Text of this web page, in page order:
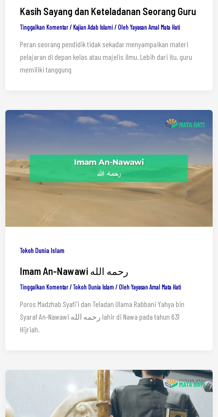
Kasih Sayang dan Keteladanan Seorang Guru
Tinggalkan Komentar / Kajian Adab Islami/ OlehYayasan Amal Mata Hati
Peran seorang pendidik tidak sekadar menyampaikan materi
pelajaran di depan kelas atau majelis ilmu. Lebih dari itu, guru
memiliki tanggung
Tokoh Dunia Islam
Imam An-Nawawi رحمه الله
Tinggalkan Komentar /Tokoh Dunia Islam/ OlehYayasan Amal Mata Hati
Poros Madzhab Syafi’i dan Teladan Ulama Rabbani Yahya bin
Syaraf An-Nawawi رحمه الله lahir di Nawa pada tahun 631
Hijriah.